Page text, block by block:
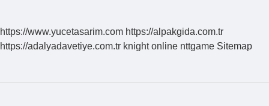
https://www.yucetasarim.com https://alpakgida.com.tr
https://adalyadavetiye.com.tr knight online nttgame Sitemap